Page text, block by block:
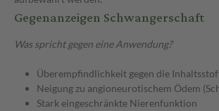
Gegenanzeigen Schwangerschaft
Was spricht gegen eine Anwendung?
Überempfindlichkeit gegen die
Neigung zu angioneurotischem Ödem
Stark eingeschränkte Nierenfunktion